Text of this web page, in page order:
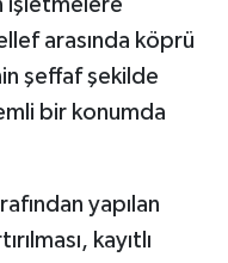
işletmelere
arasında köprü
şeffaf şekilde
bir konumda
yapılan
kayıtlı